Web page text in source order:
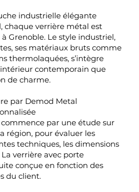
industrielle élégante
chaque verrière métal est
Grenoble. Le style industriel,
ses matériaux bruts comme
thermolaquées, s’intègre
contemporain que
de charme.
par Demod Metal
par une étude sur
région, pour évaluer les
techniques, les dimensions
verrière avec porte
conçue en fonction des
du client.